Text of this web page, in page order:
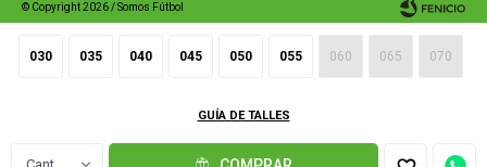
030 035 040 045 050 055 060 065 070
GUÍA DE TALLES
© Copyright 2026 / Somos Fútbol